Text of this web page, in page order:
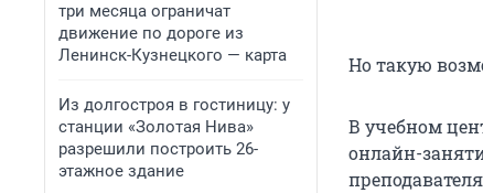
три месяца ограничат
движение по дороге из
Ленинск-Кузнецкого — карта
Из долгостроя в гостиницу: у
станции «Золотая Нива»
разрешили построить 26-
этажное здание
Но такую
В учебном
онлайн-